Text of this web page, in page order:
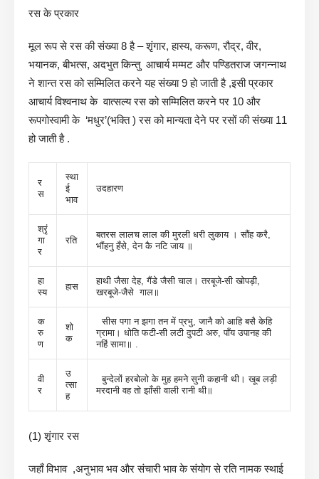
रस के प्रकार
मूल रूप से रस की संख्या 8 है – शृंगार, हास्य, करूण, रौद्र, वीर,
भयानक, बीभत्स, अदभुत किन्तु आचार्य मम्मट और पण्डितराज जगन्नाथ
ने शान्त रस को सम्मिलित करने यह संख्या 9 हो जाती है ,इसी प्रकार
आचार्य विश्वनाथ के वात्सल्य रस को सम्मिलित करने पर 10 और
रूपगोस्वामी के ‘मधुर’(भक्ति ) रस को मान्यता देने पर रसों की संख्या 11
हो जाती है .
र
स
स्था
ई
भाव
उदहारण
श्रृं
गा
र
रति
बतरस लालच लाल की मुरली धरी लुकाय । सौंह करै,
भौंहनु हँसे, देन कै नटि जाय ॥
हा
स्य
हास
हाथी जैसा देह, गैंडे जैसी चाल। तरबूजे-सी खोपड़ी,
खरबूजे-जैसे गाल॥
क
रु
ण
शो
क
सीस पगा न झगा तन में प्रभु, जानै को आहि बसै केहि
ग्रामा। धोति फटी-सी लटी दुपटी अरु, पाँय उपानह की
नहिं सामा॥ .
वी
र
उ
त्सा
ह
बुन्देलों हरबोलो के मुह हमने सुनी कहानी थी। खूब लड़ी
मरदानी वह तो झाँसी वाली रानी थी॥
(1) शृंगार रस
जहाँ विभाव ,अनुभाव भव और संचारी भाव के संयोग से रति नामक स्थाई